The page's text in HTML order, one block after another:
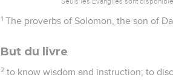
1 The proverbs of Solomon, the son of
But du livre
2 to know wisdom and instruction; to